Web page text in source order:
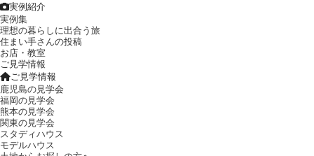
実例紹介
実例集
理想の暮らしに出合う旅
住まい手さんの投稿
お店・教室
ご見学情報
ご見学情報
鹿児島の見学会
福岡の見学会
熊本の見学会
関東の見学会
スタディハウス
モデルハウス